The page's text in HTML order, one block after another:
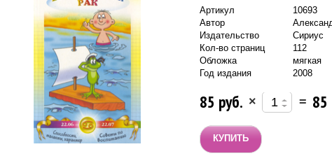
Артикул
10693
Автор
Издательство
Сириус
Кол-во страниц
112
Обложка
мягкая
Год издания
2008
85 руб. × = 85